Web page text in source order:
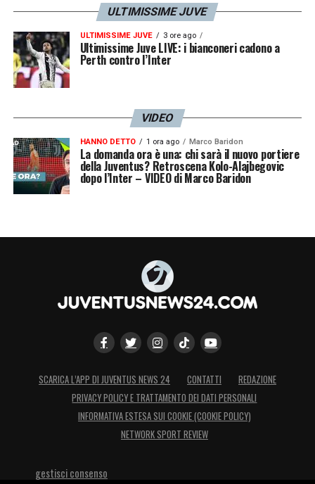
ULTIMISSIME JUVE
ULTIMISSIME JUVE 3 ore ago
Ultimissime Juve LIVE: i bianconeri cadono a
Perth contro l’Inter
VIDEO
HANNO DETTO 1 ora ago Marco Baridon
La domanda ora è una: chi sarà il nuovo portiere
della Juventus? Retroscena Kolo-Alajbegovic
dopo l’Inter – VIDEO di Marco Baridon
SCARICA L’APP DI JUVENTUS NEWS 24 CONTATTI
REDAZIONE
PRIVACY POLICY E TRATTAMENTO DEI DATI PERSONALI
INFORMATIVA ESTESA SUI COOKIE (COOKIE POLICY)
NETWORK SPORT REVIEW
gestisci consenso